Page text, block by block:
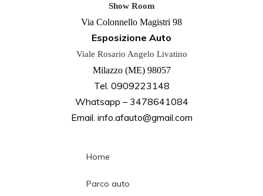
Show Room
Via Colonnello Magistri 98
Esposizione Auto
Viale Rosario Angelo Livatino
Milazzo (ME) 98057
Tel. 0909223148
Whatsapp – 3478641084
Email. info.afauto@gmail.com
Home
Parco auto